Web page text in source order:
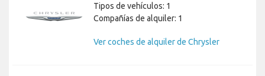
Tipos de vehículos: 1
Compañías de alquiler: 1
Ver coches de alquiler de Chrysler